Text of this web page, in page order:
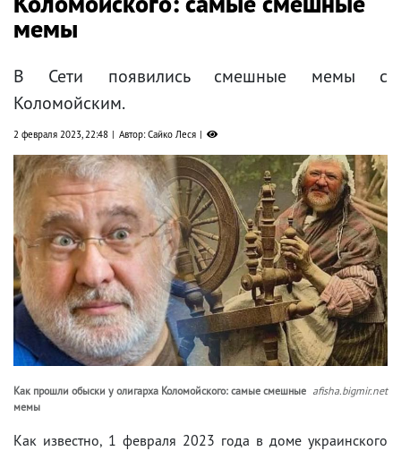
мемы
В Сети появились смешные мемы с
Коломойским.
2 февраля 2023, 22:48 Автор: Сайко Леся
Как прошли обыски у олигарха Коломойского: самые смешные
мемы
afisha.bigmir.net
Как известно, 1 февраля 2023 года в доме украинского